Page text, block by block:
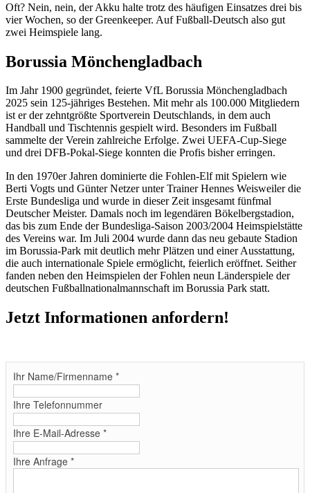
Oft? Nein, nein, der Akku halte trotz des häufigen Einsatzes drei bis
vier Wochen, so der Greenkeeper. Auf Fußball-Deutsch also gut
zwei Heimspiele lang.
Borussia Mönchengladbach
Im Jahr 1900 gegründet, feierte VfL Borussia Mönchengladbach
2025 sein 125-jähriges Bestehen. Mit mehr als 100.000 Mitgliedern
ist er der zehntgrößte Sportverein Deutschlands, in dem auch
Handball und Tischtennis gespielt wird. Besonders im Fußball
sammelte der Verein zahlreiche Erfolge. Zwei UEFA-Cup-Siege
und drei DFB-Pokal-Siege konnten die Profis bisher erringen.
In den 1970er Jahren dominierte die Fohlen-Elf mit Spielern wie
Berti Vogts und Günter Netzer unter Trainer Hennes Weisweiler die
Erste Bundesliga und wurde in dieser Zeit insgesamt fünfmal
Deutscher Meister. Damals noch im legendären Bökelbergstadion,
das bis zum Ende der Bundesliga-Saison 2003/2004 Heimspielstätte
des Vereins war. Im Juli 2004 wurde dann das neu gebaute Stadion
im Borussia-Park mit deutlich mehr Plätzen und einer Ausstattung,
die auch internationale Spiele ermöglicht, feierlich eröffnet. Seither
fanden neben den Heimspielen der Fohlen neun Länderspiele der
deutschen Fußballnationalmannschaft im Borussia Park statt.
Jetzt Informationen anfordern!
Ihr Name/Firmenname *
Ihre Telefonnummer
Ihre E-Mail-Adresse *
Ihre Anfrage *